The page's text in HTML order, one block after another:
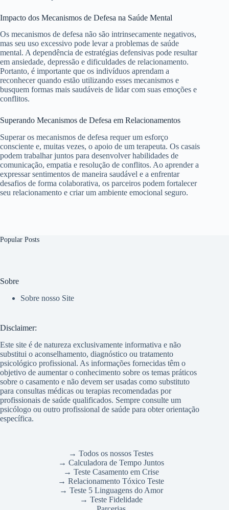
Impacto dos Mecanismos de Defesa na Saúde Mental
Os mecanismos de defesa não são intrinsecamente negativos,
mas seu uso excessivo pode levar a problemas de saúde
mental. A dependência de estratégias defensivas pode resultar
em ansiedade, depressão e dificuldades de relacionamento.
Portanto, é importante que os indivíduos aprendam a
reconhecer quando estão utilizando esses mecanismos e
busquem formas mais saudáveis de lidar com suas emoções e
conflitos.
Superando Mecanismos de Defesa em Relacionamentos
Superar os mecanismos de defesa requer um esforço
consciente e, muitas vezes, o apoio de um terapeuta. Os casais
podem trabalhar juntos para desenvolver habilidades de
comunicação, empatia e resolução de conflitos. Ao aprender a
expressar sentimentos de maneira saudável e a enfrentar
desafios de forma colaborativa, os parceiros podem fortalecer
seu relacionamento e criar um ambiente emocional seguro.
Popular Posts
Sobre
Sobre nosso Site
Disclaimer:
Este site é de natureza exclusivamente informativa e não
substitui o aconselhamento, diagnóstico ou tratamento
psicológico profissional. As informações fornecidas têm o
objetivo de aumentar o conhecimento sobre os temas práticos
sobre o casamento e não devem ser usadas como substituto
para consultas médicas ou terapias recomendadas por
profissionais de saúde qualificados. Sempre consulte um
psicólogo ou outro profissional de saúde para obter orientação
específica.
→ Todos os nossos Testes
→ Calculadora de Tempo Juntos
→ Teste Casamento em Crise
→ Relacionamento Tóxico Teste
→ Teste 5 Linguagens do Amor
→ Teste Fidelidade